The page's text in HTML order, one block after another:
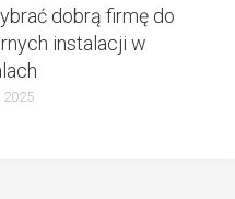
dobrą firmę do
instalacji w
2025